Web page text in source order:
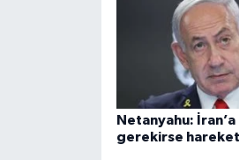
Netanyahu: İran’a
gerekirse